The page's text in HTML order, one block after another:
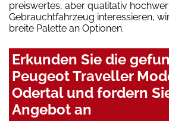
preiswertes, aber qualitativ
Gebrauchtfahrzeug interessieren,
breite Palette an Optionen.
Erkunden Sie die
Peugeot Traveller
Odertal und fordern
Angebot an